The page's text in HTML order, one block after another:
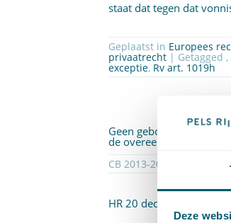
Deze
staat dat tegen dat
Geplaatst in Europees
privaatrecht | Getagged ,
exceptie, Rv art. 1019h
Geen gebondenheid
de overeengekomen
HR 20 december 2013,